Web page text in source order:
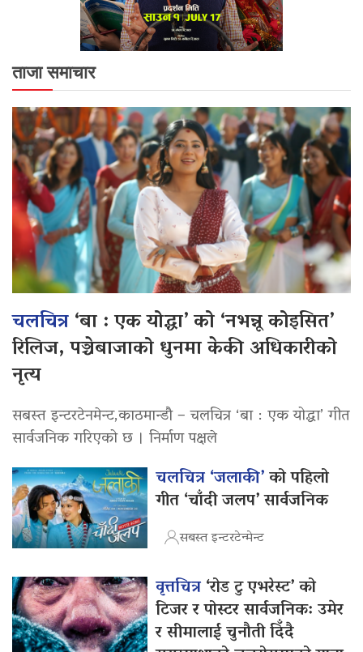
ताजा समाचार
चलचित्र‘बा : एक योद्धा’ को ‘नभन्नू कोइसित’
रिलिज, पञ्चेबाजाको धुनमा केकी अधिकारीको
नृत्य
सबस्त इन्टरटेनमेन्ट,काठमान्डौ – चलचित्र ‘बा : एक योद्धा’ गीत
सार्वजनिक गरिएको छ । निर्माण पक्षले
चलचित्र ‘जलाकी’को पहिलो
गीत ‘चाँदी जलप’ सार्वजनिक
सबस्त इन्टरटेन्मेन्ट
वृत्तचित्र‘रोड टु एभरेस्ट’ को
टिजर र पोस्टर सार्वजनिक: उमेर
र सीमालाई चुनौती दिँदै